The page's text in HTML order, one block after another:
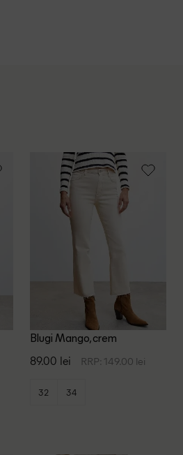
Blugi Mango, crem
89.00 lei RRP: 149.00 lei
32 34